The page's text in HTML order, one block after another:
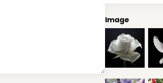
Image